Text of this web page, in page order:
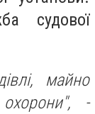
судової
майно
-